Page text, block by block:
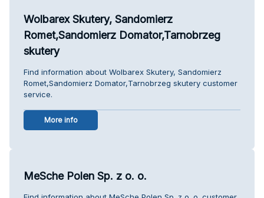
Wolbarex Skutery, Sandomierz
Romet,Sandomierz Domator,Tarnobrzeg
skutery
Find information about Wolbarex Skutery, Sandomierz
Romet,Sandomierz Domator,Tarnobrzeg skutery customer
service.
More info
MeSche Polen Sp. z o. o.